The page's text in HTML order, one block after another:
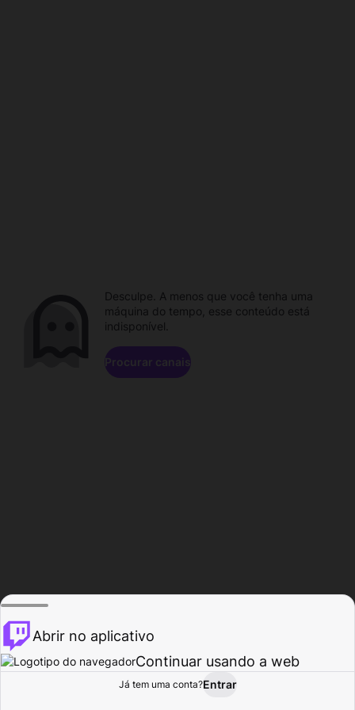
Procurar Atividade
Desculpe. A menos que você tenha uma
máquina do tempo, esse conteúdo está
indisponível.
Procurar canais
Abrir no aplicativo
Continuar usando a web
Já tem uma conta?Entrar